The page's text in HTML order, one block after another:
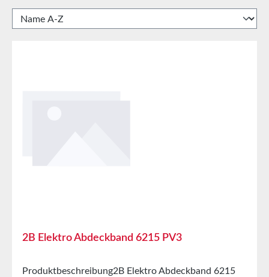
2B Elektro Abdeckband 6215 PV3
Produktbeschreibung2B Elektro Abdeckband 6215